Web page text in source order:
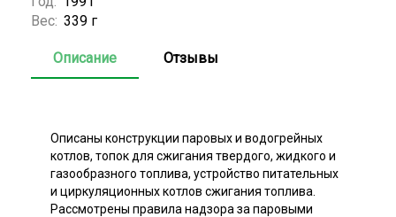
Вес: 339 г
Описание Отзывы
Описаны конструкции паровых и водогрейных
котлов, топок для сжигания твердого, жидкого и
газообразного топлива, устройство питательных
и циркуляционных котлов сжигания топлива.
Рассмотрены правила надзора за паровыми